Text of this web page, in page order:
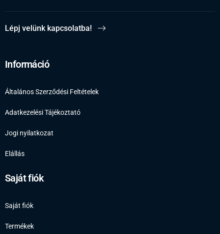
Lépj velünk kapcsolatba!
Információ
Általános Szerződési Feltételek
Adatkezelési Tájékoztató
Jogi nyilatkozat
Elállás
Saját fiók
Saját fiók
Termékek